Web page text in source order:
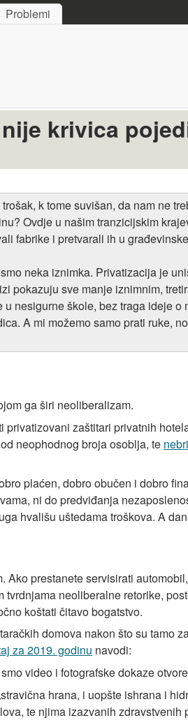
Problemi
krivica
k tome suvišan, da nam ne
Ovdje u našim tranzicijskim
fabrike i pretvarali ih u
neka iznimka. Privatizacija je
pokazuju sve manje iznimnim,
nesigurne škole, bez traga ideje o
A mi možemo samo prati ruke,
ga širi neoliberalizam.
zaštitari privatnih
neophodnog broja osoblja, te
plaćen, dobro obučen i dobro
ni do predviđanja
hvališu uštedama troškova. A
prestanete servisirati
neoliberalne retorike,
koštati čitavo bogatstvo.
domova nakon što su tamo
za 2019. godinu navodi:
video i fotografske dokaze
hrana, i uopšte ishrana i
te njima izazvanih zdravstvenih